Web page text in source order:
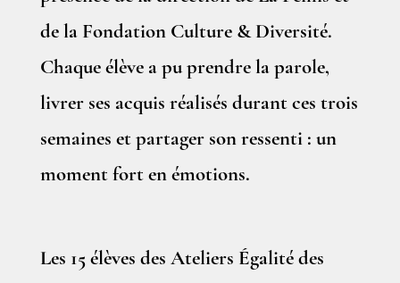
de la Fondation Culture & Diversité.
Chaque élève a pu prendre la parole,
livrer ses acquis réalisés durant ces trois
semaines et partager son ressenti : un
moment fort en émotions.
Les 15 élèves des Ateliers Égalité des